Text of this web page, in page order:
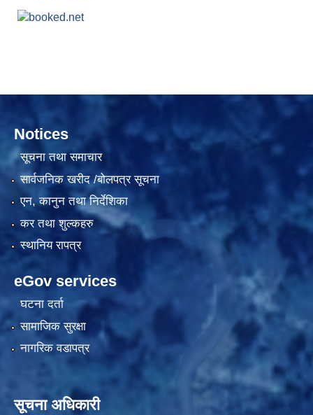
Notices
सूचना तथा समाचार
सार्वजनिक खरीद /बोलपत्र सूचना
एन, कानुन तथा निर्देशिका
कर तथा शुल्कहरु
स्थानिय रापत्र
eGov services
घटना दर्ता
सामाजिक सुरक्षा
नागरिक वडापत्र
सूचना अधिकारी